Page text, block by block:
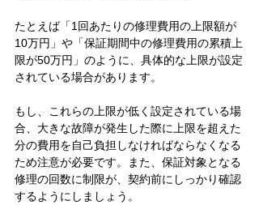
たとえば「1回あたりの修理費用の上限額が
10万円」や「保証期間中の修理費用の累積上
限が50万円」のように、具体的な上限が設定
されている場合があります。
もし、これらの上限が低く設定されている場
合、大きな故障が発生した際に上限を超えた
分の費用を自己負担しなければならなくなる
ため注意が必要です。また、保証対象となる
修理の回数に制限が、契約前にしっかり確認
するようにしましょう。